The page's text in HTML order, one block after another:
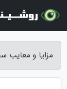
مزایا و معایب